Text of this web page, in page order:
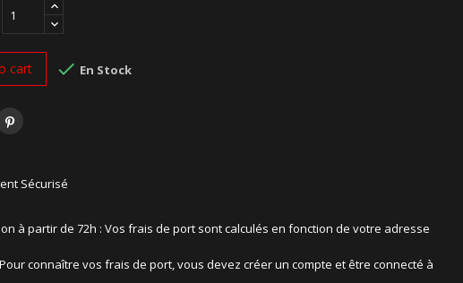
cart  En Stock
Sécurisé
à partir de 72h : Vos frais de port sont calculés en fonction de votre adresse
connaître vos frais de port, vous devez créer un compte et être connecté à